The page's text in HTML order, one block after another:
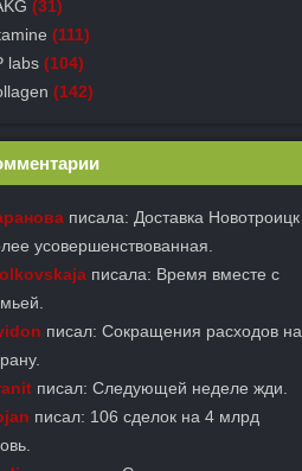
(31)
(111)
labs (104)
(142)
писала: Доставка Новотроицк
усовершенствованная.
писала: Время вместе с
писал: Сокращения расходов на
писал: Следующей неделе жди.
писал: 106 сделок на 4 млрд